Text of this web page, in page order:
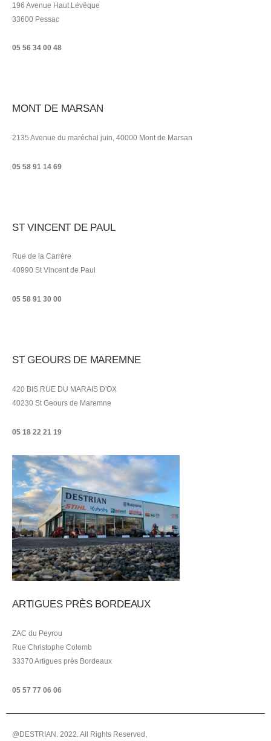
196 Avenue Haut Lévëque
33600 Pessac
05 56 34 00 48
MONT DE MARSAN
2135 Avenue du maréchal juin, 40000 Mont de Marsan
05 58 91 14 69
ST VINCENT DE PAUL
Rue de la Carrère
40990 St Vincent de Paul
05 58 91 30 00
ST GEOURS DE MAREMNE
420 BIS RUE DU MARAIS D'OX
40230 St Geours de Maremne
05 18 22 21 19
ARTIGUES PRÈS BORDEAUX
ZAC du Peyrou
Rue Christophe Colomb
33370 Artigues près Bordeaux
05 57 77 06 06
@DESTRIAN. 2022. All Rights Reserved,